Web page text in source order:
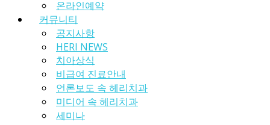
온라인예약
커뮤니티
공지사항
HERI NEWS
치아상식
비급여 진료안내
언론보도 속 헤리치과
미디어 속 헤리치과
세미나